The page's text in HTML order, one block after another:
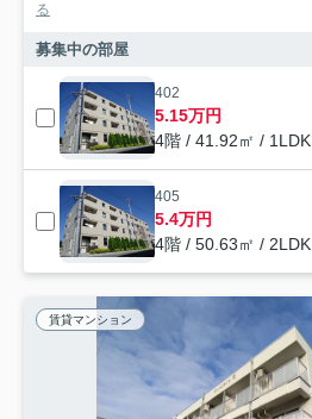
る
募集中の部屋
402
5.15万円
4階 / 41.92㎡ / 1LDK
405
5.4万円
4階 / 50.63㎡ / 2LDK
賃貸マンション